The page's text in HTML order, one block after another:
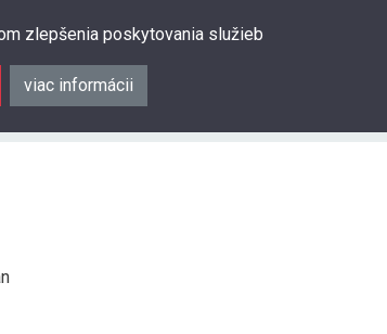
zlepšenia poskytovania služieb
viac informácii